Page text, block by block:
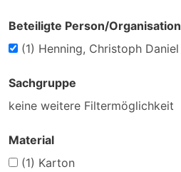
Beteiligte Person/Organisation
(1) Henning, Christoph Daniel
Sachgruppe
keine weitere Filtermöglichkeit
Material
(1) Karton